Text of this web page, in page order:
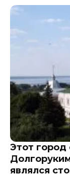
Этот
являлся